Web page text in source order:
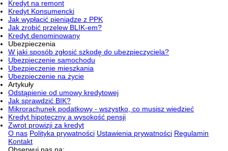
Kredyt na remont
Kredyt Konsumencki
Jak wypłacić pieniądze z PPK
Jak zrobić przelew BLIK-em?
Kredyt denominowany
Ubezpieczenia
W jaki sposób zgłosić szkodę do ubezpieczyciela?
Ubezpieczenie samochodu
Ubezpieczenie mieszkania
Ubezpieczenie na życie
Artykuły
Odstąpienie od umowy kredytowej
Jak sprawdzić BIK?
Mikrorachunek podatkowy - wszystko, co musisz wiedzieć
Kredyt hipoteczny a wysokość pensji
Zwrot prowizji za kredyt
O nas Polityka prywatności Ustawienia prywatności Regulamin
Kontakt